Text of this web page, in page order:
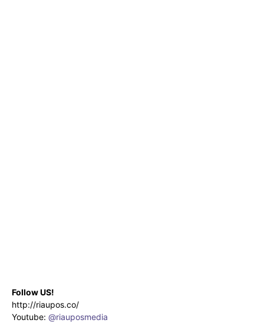
Follow US!
http://riaupos.co/
Youtube: @riauposmedia